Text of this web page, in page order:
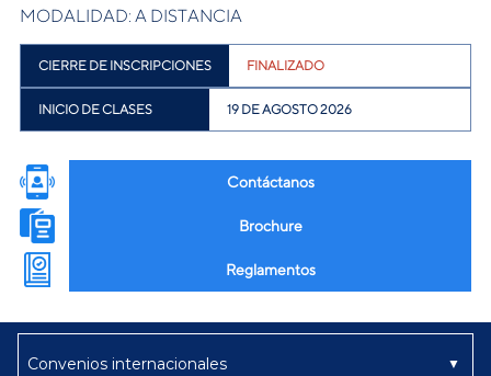
MODALIDAD: A DISTANCIA
CIERRE DE INSCRIPCIONES FINALIZADO
INICIO DE CLASES 19 DE AGOSTO 2026
Contáctanos
Brochure
Reglamentos